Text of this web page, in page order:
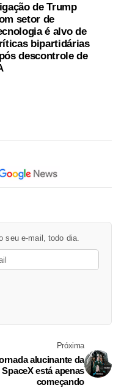
de Trump
setor de
é alvo de
bipartidárias
descontrole de
seu e-mail, todo dia.
Próxima
alucinante da
SpaceX está apenas
começando